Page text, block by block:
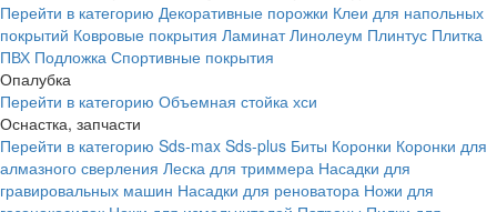
Перейти в категорию Декоративные порожки Клеи для напольных
покрытий Ковровые покрытия Ламинат Линолеум Плинтус Плитка
ПВХ Подложка Спортивные покрытия
Опалубка
Перейти в категорию Объемная стойка хси
Оснастка, запчасти
Перейти в категорию Sds-max Sds-plus Биты Коронки Коронки для
алмазного сверления Леска для триммера Насадки для
гравировальных машин Насадки для реноватора Ножи для